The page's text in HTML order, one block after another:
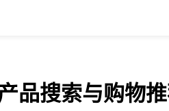
品搜索与购物